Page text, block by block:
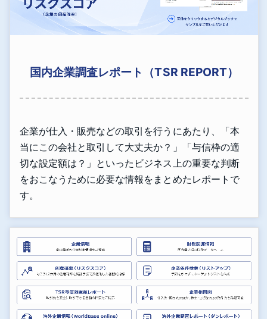
国内企業調査レポート（TSR REPORT）
企業が仕入・販売などの取引を行うにあたり、「本
当にこの会社と取引して大丈夫か？」「与信枠の適
切な設定額は？」といったビジネス上の重要な判断
をおこなうために必要な情報をまとめたレポートで
す。